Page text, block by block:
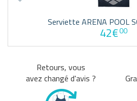
Serviette ARENA POOL
42€00
Retours, vous
avez changé d'avis ?